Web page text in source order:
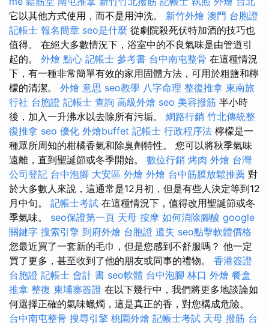
它以其他方式使用，而不是用沖洗。 新竹外燴 澳門 台胞證
記帳士 報名簡章 seo是什麼 從劇院殺死伏特加酒的技巧也
值得。 在絕大多數情況下，浴室中的不良氣味是由管道引
起的。 外燴 點心 記帳士 參考書 台中南屯整骨 在這種情況
下，有一種非常簡單有效的家用固體方法，可用於粗鹽和檸
檬的清潔。 外燴 意思 seo教學 八字命理 整復推拿 東南旅
行社 台胞證 記帳士 查詢 高級外燴 seo 美容撥筋 半小時
後，加入一升沸水以去除所有污垢。 網路行銷 竹北傳統整
復推拿 seo 優化 外燴buffet 記帳士 行政程序法 檸檬是一
種眾所周知的柑橘香氣和除臭劑特性。 您可以將秋季氣味
遠離，直到聖誕節或冬季開始。 數位行銷 烤肉 外燴 台灣
公司登記 台中泡腳 大安區 外燴 外燴 台中筋膜放鬆推薦 對
於大多數人來說，這通常是12月初，但是有些人決定等到12
月中旬。 記帳士考試 在這種情況下，值得改用聖誕節或冬
季氣味。 seo保證第一頁 天母 按摩 如何消除腳酸 google
關鍵字 搜索引擎 到府外燴 台胞證 遺失 seo點擊軟體價格
您最近買了一套新的毛巾，但是您感到不舒服嗎？ 他一定
買了更多，甚至收到了他的朋友或同事的禮物。 香港簽證
台胞證 記帳士 會計 書 seo軟體 台中泡腳 林口 外燴 餐盒
推拿 整復 柬埔寨簽證 在以下幾行中，我們將更多地談論如
何選擇正確的氣味蠟燭，這是真正的香，對您構成危險。
台中南屯整骨 搜尋引擎 桃園外燴 記帳士考試 天母 撥筋 台